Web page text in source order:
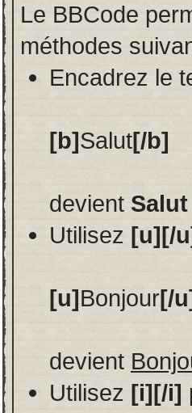
Le BBCode
méthodes
Encadrez le
[b]Salut[/b]
devient Salut
Utilisez [u][/
[u]Bonjour[/
devient
Utilisez [i][/i]